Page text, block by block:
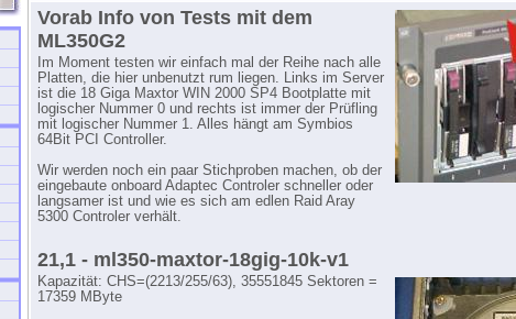
Vorab Info von Tests mit dem
ML350G2
Im Moment testen wir einfach mal der Reihe nach alle
Platten, die hier unbenutzt rum liegen. Links im Server
ist die 18 Giga Maxtor WIN 2000 SP4 Bootplatte mit
logischer Nummer 0 und rechts ist immer der Prüfling
mit logischer Nummer 1. Alles hängt am Symbios
64Bit PCI Controller.
Wir werden noch ein paar Stichproben machen, ob der
eingebaute onboard Adaptec Controler schneller oder
langsamer ist und wie es sich am edlen Raid Aray
5300 Controler verhält.
21,1 - ml350-maxtor-18gig-10k-v1
Kapazität: CHS=(2213/255/63), 35551845 Sektoren =
17359 MByte